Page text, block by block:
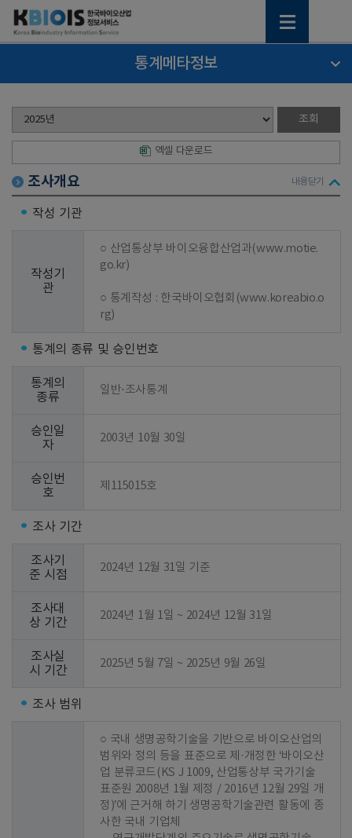
통계메타정보
엑셀 다운로드
조사개요 내용닫기
작성 기관
작성기
관
○ 산업통상부 바이오융합산업과(www.motie.
go.kr)
○ 통계작성 : 한국바이오협회(www.koreabio.o
rg)
통계의 종류 및 승인번호
통계의
종류
일반⋅조사통계
승인일
자
2003년 10월 30일
승인번
호
제115015호
조사 기간
조사기
준 시점
2024년 12월 31일 기준
조사대
상 기간
2024년 1월 1일 ~ 2024년 12월 31일
조사실
시 기간
2025년 5월 7일 ~ 2025년 9월 26일
조사 범위
○ 국내 생명공학기술을 기반으로 바이오산업의
범위와 정의 등을 표준으로 제·개정한 ‘바이오산
업 분류코드(KS J 1009, 산업통상부 국가기술
표준원 2008년 1월 제정 / 2016년 12월 29일 개
정)’에 근거해 하기 생명공학기술관련 활동에 종
사한 국내 기업체